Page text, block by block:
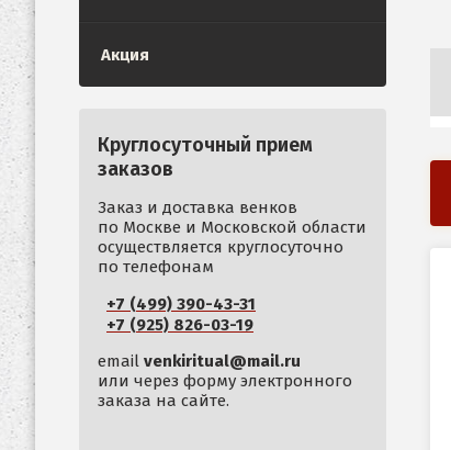
Акция
Круглосуточный прием
заказов
Заказ и доставка венков
по Москве и Московской области
осуществляется круглосуточно
по телефонам
+7 (499) 390-43-31
+7 (925) 826-03-19
email venkiritual@mail.ru
или через форму электронного
заказа на сайте.